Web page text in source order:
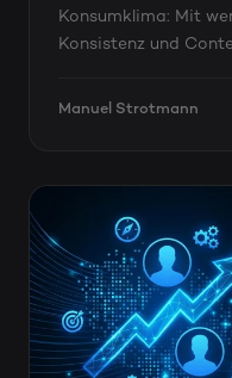
Konsumklima: Mit
Konsistenz und
Manuel Strotmann